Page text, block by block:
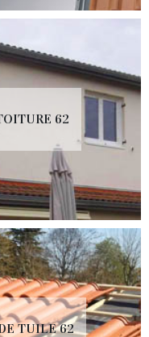
62
TUILE 62